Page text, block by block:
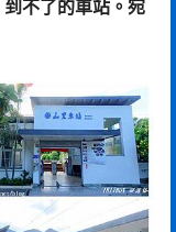
到不了的車站。宛